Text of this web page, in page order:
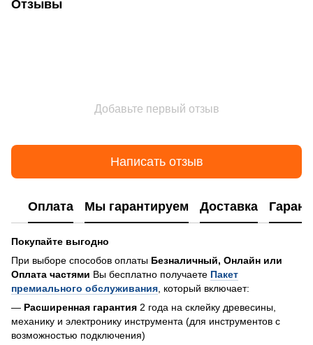
Отзывы
Добавьте первый отзыв
Написать отзыв
Оплата Мы гарантируем Доставка
Покупайте выгодно
При выборе способов оплаты Безналичный, Онлайн или
Оплата частями Вы бесплатно получаете Пакет
премиального обслуживания , который включает:
— Расширенная гарантия 2 года на склейку древесины,
механику и электронику инструмента (для инструментов с
возможностью подключения)